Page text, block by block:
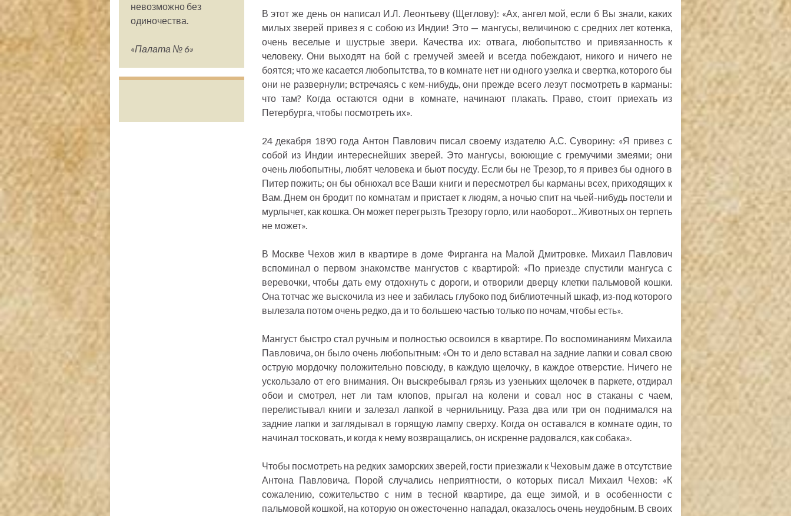
невозможно без
одиночества.
«Палата № 6»
В этот же день он написал И.Л. Леонтьеву (Щеглову): «Ах, ангел мой, если б Вы знали, каких
милых зверей привез я с собою из Индии! Это — мангусы, величиною с средних лет котенка,
очень веселые и шустрые звери. Качества их: отвага, любопытство и привязанность к
человеку. Они выходят на бой с гремучей змеей и всегда побеждают, никого и ничего не
боятся; что же касается любопытства, то в комнате нет ни одного узелка и свертка, которого бы
они не развернули; встречаясь с кем-нибудь, они прежде всего лезут посмотреть в карманы:
что там? Когда остаются одни в комнате, начинают плакать. Право, стоит приехать из
Петербурга, чтобы посмотреть их».
24 декабря 1890 года Антон Павлович писал своему издателю А.С. Суворину: «Я привез с
собой из Индии интереснейших зверей. Это мангусы, воюющие с гремучими змеями; они
очень любопытны, любят человека и бьют посуду. Если бы не Трезор, то я привез бы одного в
Питер пожить; он бы обнюхал все Ваши книги и пересмотрел бы карманы всех, приходящих к
Вам. Днем он бродит по комнатам и пристает к людям, а ночью спит на чьей-нибудь постели и
мурлычет, как кошка. Он может перегрызть Трезору горло, или наоборот... Животных он терпеть
не может».
В Москве Чехов жил в квартире в доме Фирганга на Малой Дмитровке. Михаил Павлович
вспоминал о первом знакомстве мангустов с квартирой: «По приезде спустили мангуса с
веревочки, чтобы дать ему отдохнуть с дороги, и отворили дверцу клетки пальмовой кошки.
Она тотчас же выскочила из нее и забилась глубоко под библиотечный шкаф, из-под которого
вылезала потом очень редко, да и то большею частью только по ночам, чтобы есть».
Мангуст быстро стал ручным и полностью освоился в квартире. По воспоминаниям Михаила
Павловича, он было очень любопытным: «Он то и дело вставал на задние лапки и совал свою
острую мордочку положительно повсюду, в каждую щелочку, в каждое отверстие. Ничего не
ускользало от его внимания. Он выскребывал грязь из узеньких щелочек в паркете, отдирал
обои и смотрел, нет ли там клопов, прыгал на колени и совал нос в стаканы с чаем,
перелистывал книги и залезал лапкой в чернильницу. Раза два или три он поднимался на
задние лапки и заглядывал в горящую лампу сверху. Когда он оставался в комнате один, то
начинал тосковать, и когда к нему возвращались, он искренне радовался, как собака».
Чтобы посмотреть на редких заморских зверей, гости приезжали к Чеховым даже в отсутствие
Антона Павловича. Порой случались неприятности, о которых писал Михаил Чехов: «К
сожалению, сожительство с ним в тесной квартире, да еще зимой, и в особенности с
пальмовой кошкой, на которую он ожесточенно нападал, оказалось очень неудобным. В своих